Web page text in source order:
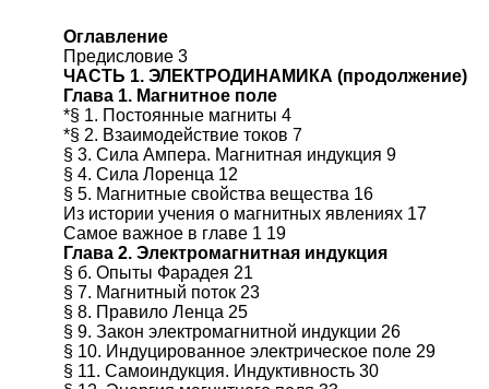
Оглавление
Предисловие 3
ЧАСТЬ 1. ЭЛЕКТРОДИНАМИКА (продолжение)
Глава 1. Магнитное поле
*§ 1. Постоянные магниты 4
*§ 2. Взаимодействие токов 7
§ 3. Сила Ампера. Магнитная индукция 9
§ 4. Сила Лоренца 12
§ 5. Магнитные свойства вещества 16
Из истории учения о магнитных явлениях 17
Самое важное в главе 1 19
Глава 2. Электромагнитная индукция
§ б. Опыты Фарадея 21
§ 7. Магнитный поток 23
§ 8. Правило Ленца 25
§ 9. Закон электромагнитной индукции 26
§ 10. Индуцированное электрическое поле 29
§ 11. Самоиндукция. Индуктивность 30